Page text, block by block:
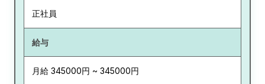
正社員
給与
月給 345000円 ~ 345000円